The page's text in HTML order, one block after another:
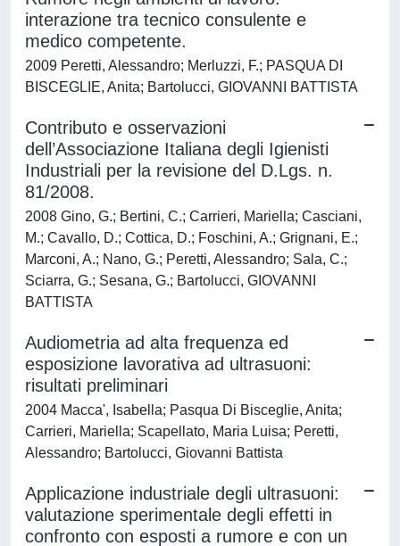
interazione tra tecnico consulente e
medico competente.
2009 Peretti, Alessandro; Merluzzi, F.; PASQUA DI
BISCEGLIE, Anita; Bartolucci, GIOVANNI BATTISTA
Contributo e osservazioni
dell’Associazione Italiana degli Igienisti
Industriali per la revisione del D.Lgs. n.
81/2008.
2008 Gino, G.; Bertini, C.; Carrieri, Mariella; Casciani,
M.; Cavallo, D.; Cottica, D.; Foschini, A.; Grignani, E.;
Marconi, A.; Nano, G.; Peretti, Alessandro; Sala, C.;
Sciarra, G.; Sesana, G.; Bartolucci, GIOVANNI
BATTISTA
Audiometria ad alta frequenza ed
esposizione lavorativa ad ultrasuoni:
risultati preliminari
2004 Macca', Isabella; Pasqua Di Bisceglie, Anita;
Carrieri, Mariella; Scapellato, Maria Luisa; Peretti,
Alessandro; Bartolucci, Giovanni Battista
Applicazione industriale degli ultrasuoni:
valutazione sperimentale degli effetti in
confronto con esposti a rumore e con un